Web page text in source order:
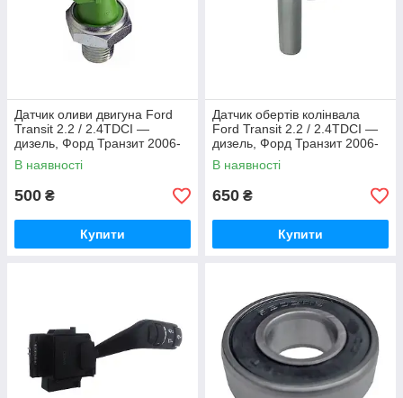
Датчик оливи двигуна Ford
Transit 2.2 / 2.4TDCI —
дизель, Форд Транзит 2006-
2013, 3S719278AB / 1363198
В наявності
500 ₴
Купити
Датчик обертів колінвала
Ford Transit 2.2 / 2.4TDCI —
дизель, Форд Транзит 2006-
2013, 2S7Q6C315AC /
1143723
В наявності
650 ₴
Купити